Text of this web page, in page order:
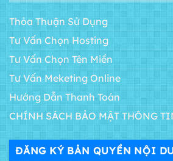
Thỏa Thuận Sử Dụng
Tư Vấn Chọn Hosting
Tư Vấn Chọn Tên Miền
Tư Vấn Meketing Online
Hướng Dẫn Thanh Toán
CHÍNH SÁCH BẢO MẬT THÔNG
ĐĂNG KÝ BẢN QUYỀN NỘI